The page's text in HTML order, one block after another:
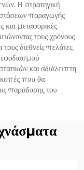
Η στρατηγική
παραγωγής
και μεταφορικές
τους χρόνους
διεθνείς πελάτες.
και αδιάλειπτη
που θα
παράδοσης του